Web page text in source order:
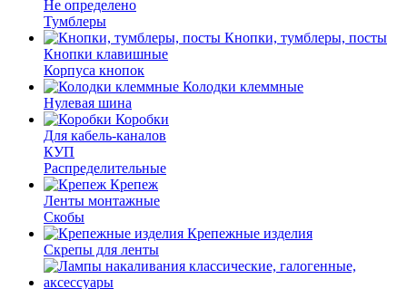
Не определено
Тумблеры
Кнопки, тумблеры, посты
Кнопки клавишные
Корпуса кнопок
Колодки клеммные
Нулевая шина
Коробки
Для кабель-каналов
КУП
Распределительные
Крепеж
Ленты монтажные
Скобы
Крепежные изделия
Скрепы для ленты